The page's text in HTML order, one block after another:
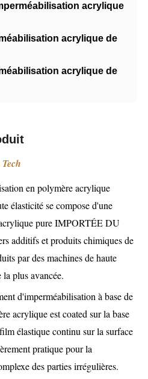
acrylique
acrylique de
acrylique de
en polymère acrylique
élasticité se compose d'une
pure IMPORTÉE DU
additifs et produits chimiques de
par des machines de haute
plus avancée.
d'imperméabilisation à base de
acrylique est coated sur la base
élastique continu sur la surface
pratique pour la
des parties irrégulières.